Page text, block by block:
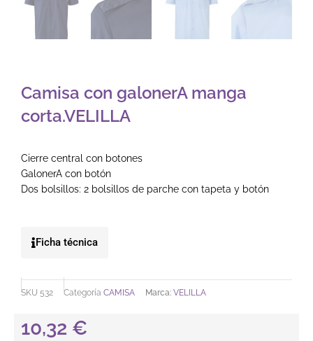
Camisa con galonerA manga
corta.VELILLA
Cierre central con botones
GalonerA con botón
Dos bolsillos: 2 bolsillos de parche con tapeta y botón
Ficha técnica
SKU 532 Categoría CAMISA Marca: VELILLA
10,32 €